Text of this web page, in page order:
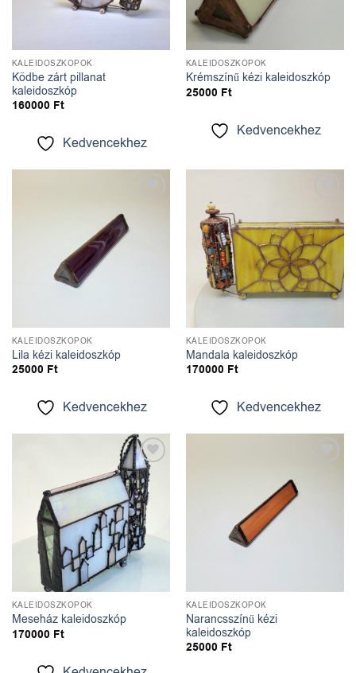
KALEIDOSZKÓPOK
Ködbe zárt pillanat
kaleidoszkóp
160000 Ft
Kedvencekhez
KALEIDOSZKÓPOK
Krémszínű kézi kaleidoszkóp
25000 Ft
Kedvencekhez
KALEIDOSZKÓPOK
Lila kézi kaleidoszkóp
25000 Ft
Kedvencekhez
KALEIDOSZKÓPOK
Mandala kaleidoszkóp
170000 Ft
Kedvencekhez
Kedvencekhez
KALEIDOSZKÓPOK
Meseház kaleidoszkóp
170000 Ft
KALEIDOSZKÓPOK
Narancsszínű kézi
kaleidoszkóp
25000 Ft